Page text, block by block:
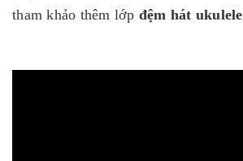
tham khảo thêm lớp đệm hát ukulele